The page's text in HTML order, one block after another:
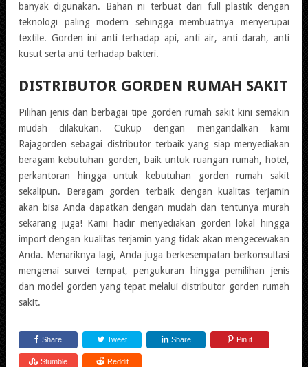
banyak digunakan. Bahan ni terbuat dari full plastik dengan
teknologi paling modern sehingga membuatnya menyerupai
textile. Gorden ini anti terhadap api, anti air, anti darah, anti
kusut serta anti terhadap bakteri.
DISTRIBUTOR GORDEN RUMAH SAKIT
Pilihan jenis dan berbagai tipe gorden rumah sakit kini semakin
mudah dilakukan. Cukup dengan mengandalkan kami
Rajagorden sebagai distributor terbaik yang siap menyediakan
beragam kebutuhan gorden, baik untuk ruangan rumah, hotel,
perkantoran hingga untuk kebutuhan gorden rumah sakit
sekalipun. Beragam gorden terbaik dengan kualitas terjamin
akan bisa Anda dapatkan dengan mudah dan tentunya murah
sekarang juga! Kami hadir menyediakan gorden lokal hingga
import dengan kualitas terjamin yang tidak akan mengecewakan
Anda. Menariknya lagi, Anda juga berkesempatan berkonsultasi
mengenai survei tempat, pengukuran hingga pemilihan jenis
dan model gorden yang tepat melalui distributor gorden rumah
sakit.
Share Tweet Share Pin it
Stumble Reddit